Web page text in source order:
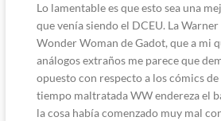
Lo lamentable es que esto sea una
que venía siendo el DCEU. La
Wonder Woman de Gadot, que a mi
análogos extraños me parece que
opuesto con respecto a los cómics
tiempo maltratada WW endereza el
la cosa había comenzado muy mal